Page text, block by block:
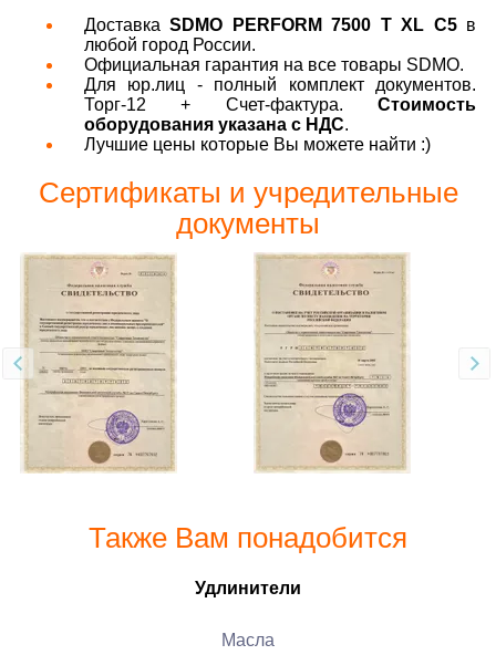
ДоставкаSDMO PERFORM 7500 T XL C5в
любой город России.
Официальная гарантия на все товары SDMO.
Для юр.лиц - полный комплект документов.
Торг-12 + Счет-фактура. Стоимость
оборудования указана с НДС.
Лучшие цены которые Вы можете найти :)
Сертификаты и учредительные
документы
Также Вам понадобится
Удлинители
Масла